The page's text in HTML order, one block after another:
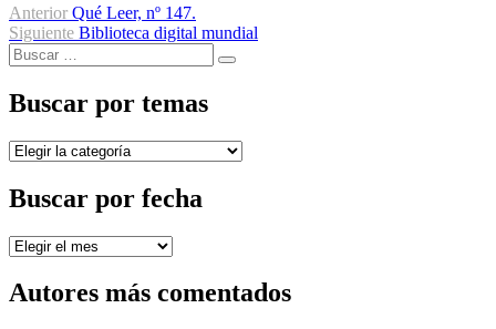
Navegación
de
entradas
Anterior Entrada
anterior:
Qué Leer, nº 147.
Siguiente Entrada
Biblioteca digital mundial
Buscar
por:
Buscar
Buscar por temas
Buscar
temas
Buscar por fecha
Buscar
fecha
Autores más comentados